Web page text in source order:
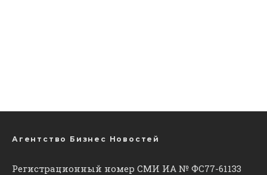
Агентство Бизнес Новостей
Регистрационный номер СМИ ИА № ФС77-61133